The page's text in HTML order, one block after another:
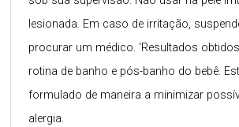
lesionada. Em caso de irritação,
procurar um médico. 'Resultados
rotina de banho e pós-banho do bebê.
formulado de maneira a minimizar
alergia.